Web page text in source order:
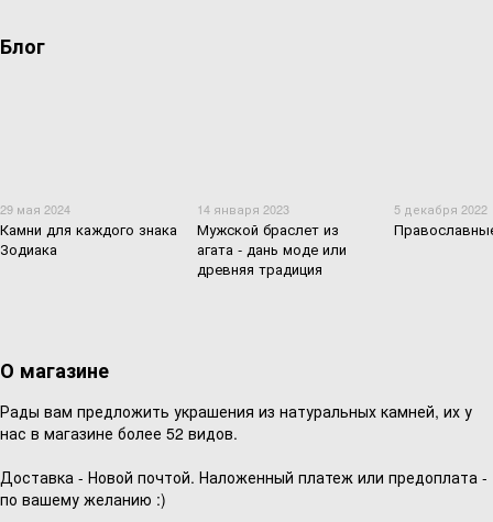
Блог
29 мая 2024
Камни для каждого знака
Зодиака
14 января 2023
Мужской браслет из
агата - дань моде или
древняя традиция
5 декабря 2022
О магазине
Рады вам предложить украшения из натуральных камней, их у
нас в магазине более 52 видов.
Доставка - Новой почтой. Наложенный платеж или предоплата -
по вашему желанию :)